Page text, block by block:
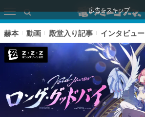
広告をスキップ
赫本 動画 殿堂入り記事 インタビュー